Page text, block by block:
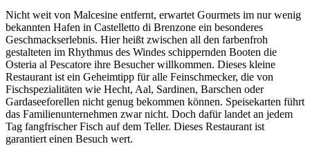
Nicht weit von Malcesine entfernt, erwartet Gourmets im nur wenig
bekannten Hafen in Castelletto di Brenzone ein besonderes
Geschmackserlebnis. Hier heißt zwischen all den farbenfroh
gestalteten im Rhythmus des Windes schippernden Booten die
Osteria al Pescatore ihre Besucher willkommen. Dieses kleine
Restaurant ist ein Geheimtipp für alle Feinschmecker, die von
Fischspezialitäten wie Hecht, Aal, Sardinen, Barschen oder
Gardaseeforellen nicht genug bekommen können. Speisekarten führt
das Familienunternehmen zwar nicht. Doch dafür landet an jedem
Tag fangfrischer Fisch auf dem Teller. Dieses Restaurant ist
garantiert einen Besuch wert.